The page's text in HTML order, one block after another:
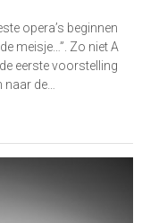
opera’s beginnen
meisje…”. Zo niet A
eerste voorstelling
de…